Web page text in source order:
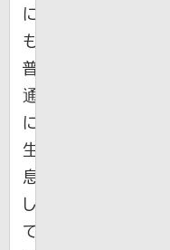
に
も
普
通
に
生
息
し
て